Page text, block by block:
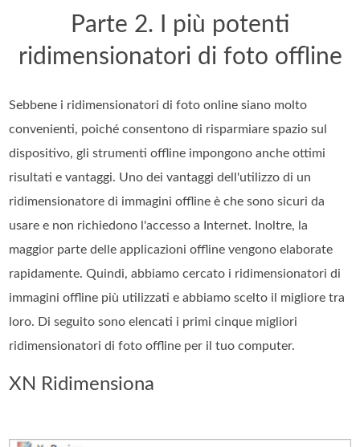
Parte 2. I più potenti
ridimensionatori di foto offline
Sebbene i ridimensionatori di foto online siano molto
convenienti, poiché consentono di risparmiare spazio sul
dispositivo, gli strumenti offline impongono anche ottimi
risultati e vantaggi. Uno dei vantaggi dell'utilizzo di un
ridimensionatore di immagini offline è che sono sicuri da
usare e non richiedono l'accesso a Internet. Inoltre, la
maggior parte delle applicazioni offline vengono elaborate
rapidamente. Quindi, abbiamo cercato i ridimensionatori di
immagini offline più utilizzati e abbiamo scelto il migliore tra
loro. Di seguito sono elencati i primi cinque migliori
ridimensionatori di foto offline per il tuo computer.
XN Ridimensiona